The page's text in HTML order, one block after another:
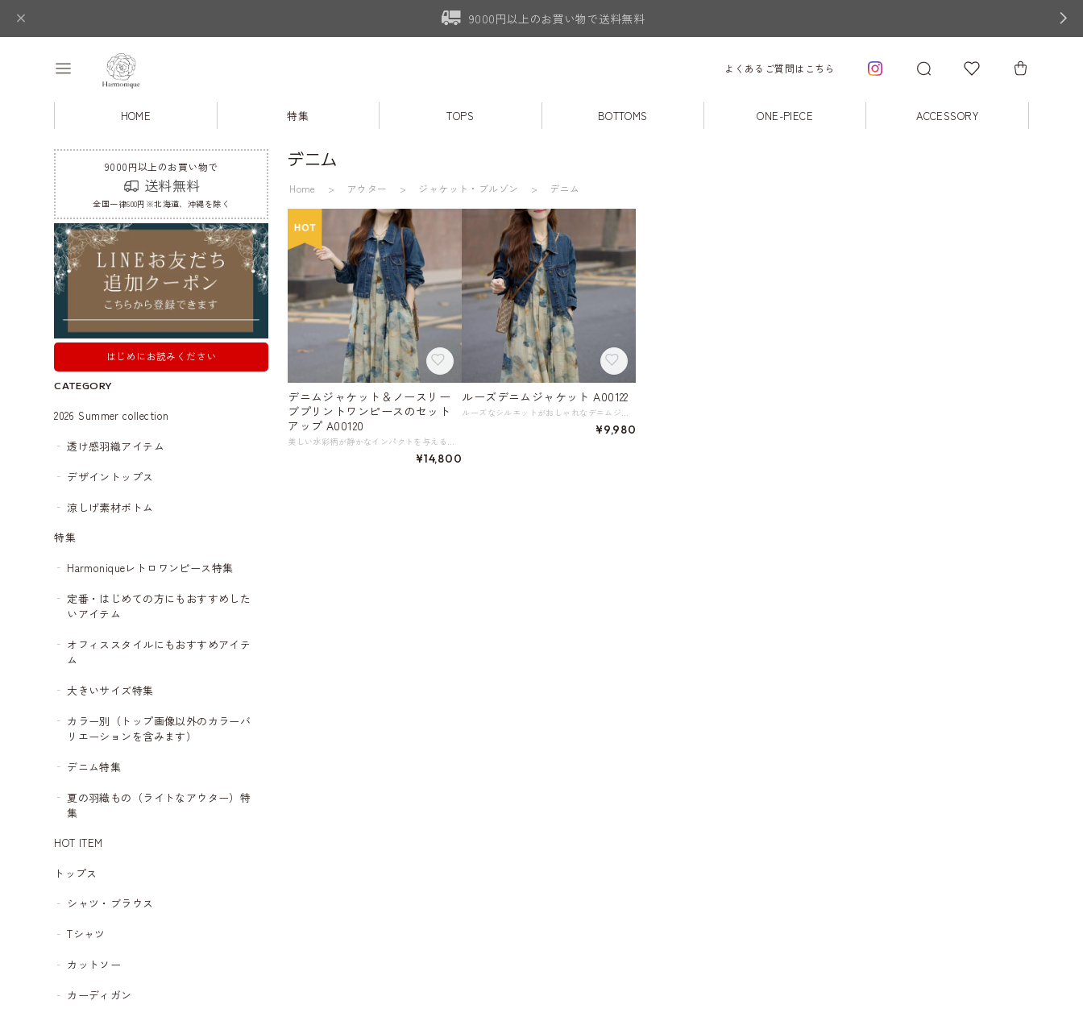
9000円以上のお買い物で送料無料
よくあるご質問はこちら
HOME 特集 TOPS BOTTOMS ONE-PIECE ACCESSORY
9000円以上のお買い物で
送料無料
全国一律600円※北海道、沖縄を除く
はじめにお読みください
CATEGORY
2026 Summer collection
透け感羽織アイテム
デザイントップス
涼しげ素材ボトム
特集
Harmoniqueレトロワンピース特集
定番・はじめての方にもおすすめした
いアイテム
オフィススタイルにもおすすめアイテ
ム
大きいサイズ特集
カラー別（トップ画像以外のカラーバ
リエーションを含みます）
デニム特集
夏の羽織もの（ライトなアウター）特
集
HOT ITEM
トップス
シャツ・ブラウス
Tシャツ
カットソー
カーディガン
デニム
Home アウター ジャケット・ブルゾン デニム
デニムジャケット＆ノースリー
ブプリントワンピースのセット
アップ A00120
美しい水彩柄が静かなインパクトを与えるノースリーブワンピースに、こなれ感のあるデニムジャケットを合わせたセットアップ。 シックな配色のデニムレイヤードスタイルで、上品レトロな雰囲気を演出します。 デニムジャケットのラフさと、プリントワンピースの華やかさが絶妙なコントラストを生み出し、レトロでありながら日常使いしやすいバランスの取れたアイテムです。 ワンピースは体型を拾わないゆったりAラインシルエット。 忙しい朝もすぐにコーディネートが決まる便利さも魅力です。 《サイズ》 トップス S：肩幅48cm 胸囲88cm 着丈53cm 袖丈51cm M：肩幅49cm 胸囲98cm 着丈54cm 袖丈52cm L：肩幅50cm 胸囲96cm 着丈55cm 袖丈53cm XL：肩幅51cm 胸囲100cm 着丈56cm 袖丈54cm ワンピース S：肩幅33㎝ 胸囲89cm 総丈114cm M：肩幅34㎝ 胸囲93cm 総丈115cm L：肩幅35㎝ 胸囲97cm 総丈116cm XL：肩幅36㎝ 胸囲101cm 総丈117cm ※採寸方法により1～3cmの誤差がある場合がございます 《素材》 ジャケット コットン95%、ポリエステル5% ワンピース 表地: ビスコース 85% ナイロン 15%、 裏地: ポリエステル 100% ワンピース単品はこちら https://shop.harmonique.net/items/86698387 ◇サイズで迷ったらこちらをチェック https://harmonique.my.canva.site/dagieuhhs-e ◇商品を購入する前にこちらの【ご購入前に必ずお読みください】をご確認の上お買い求めください。 https://shop.harmonique.net/blog/2024/06/25/010751 《注意事項》 *harmoniqueではお客様からのご注文を受け、お客様の商品を製作・取り寄せております。 *基本的にお取り寄せ商品となるため、発送までに《1～3週間前後》お時間をいただいております。 *ご覧いただいているPCやスマートフォンの画面により実物と多少色合いが異なる場合がございます。 *イメージ違いやサイズ違い等、その他お客様都合によりますキャンセル・返品交換はご遠慮ください。 トップページはこちら https://shop.harmonique.net/
¥14,800
ルーズデニムジャケット A00122
ルーズなシルエットがおしゃれなデニムジャケット。 ほどよいショート丈でカジュアルスタイルにぴったりな一着です。 デニム生地ならではの風合いやアクセントのステッチ使いが、さりげないこだわりを感じさせます。 《カラー》 ネイビー 《サイズ》 S：肩幅35cm 胸囲88cm 着丈56cm 袖丈56cm M：肩幅36cm 胸囲92cm 着丈57cm 袖丈57cm L：肩幅37cm 胸囲96cm 着丈58cm 袖丈58cm XL：肩幅38cm 胸囲100cm 着丈59cm 袖丈59cm ※採寸方法により多少の誤差がある場合がございます ◇人気のおすすめアイテムをもっと見る https://shop.harmonique.net/categories/5911182 ◇商品を購入する前にこちらの【ご購入前に必ずお読みください】をご確認の上お買い求めください。 https://shop.harmonique.net/blog/2024/06/25/010751 《注意事項》 *harmoniqueではお客様からのご注文を受け、お客様の商品を製作・取り寄せしております。 *基本的にお取り寄せ商品となるため、発送までに《1～3週間前後》お時間をいただいております。 *ご覧いただいているPCやスマートフォンの画面により実物と多少色合いが異なる場合がございます。 *イメージ違いやサイズ違い等、その他お客様都合によりますキャンセル・返品交換はご遠慮ください。 トップページはこちら https://shop.harmonique.net/
¥9,980